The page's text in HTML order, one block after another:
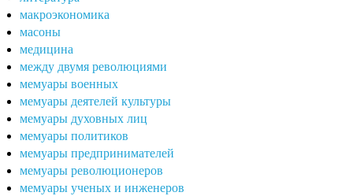
макроэкономика
масоны
медицина
между двумя революциями
мемуары военных
мемуары деятелей культуры
мемуары духовных лиц
мемуары политиков
мемуары предпринимателей
мемуары революционеров
мемуары ученых и инженеров